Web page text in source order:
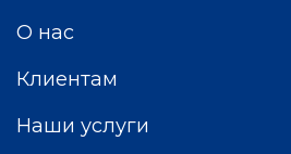
О нас
Клиентам
Наши услуги